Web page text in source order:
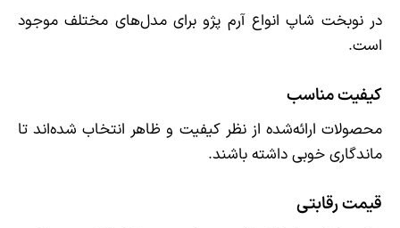
در نوبخت شاپ انواع آرم پژو برای مدل‌های مختلف موجود
است.
کیفیت مناسب
محصولات ارائه‌شده از نظر کیفیت و ظاهر انتخاب شده‌اند تا
ماندگاری خوبی داشته باشند.
قیمت رقابتی